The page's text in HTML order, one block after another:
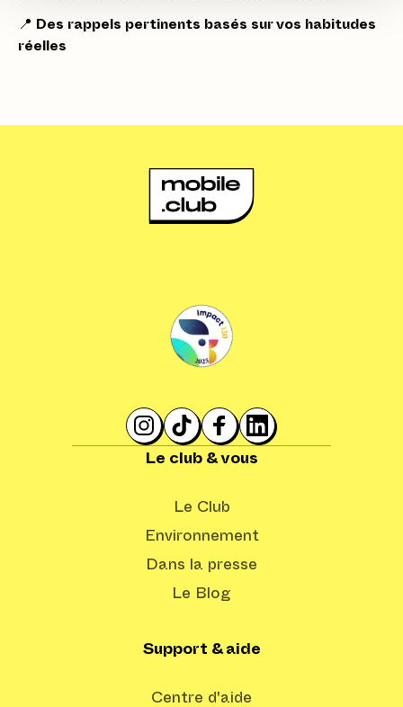
📍 Des rappels pertinents basés sur vos habitudes
réelles
Le club & vous
Le Club
Environnement
Dans la presse
Le Blog
Support & aide
Centre d'aide